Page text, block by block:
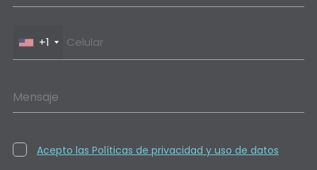
+1
Mensaje
Acepto las Políticas de privacidad y uso de datos